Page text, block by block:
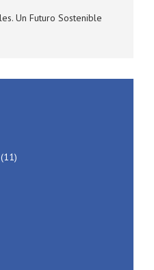
Un Futuro Sostenible
(11)